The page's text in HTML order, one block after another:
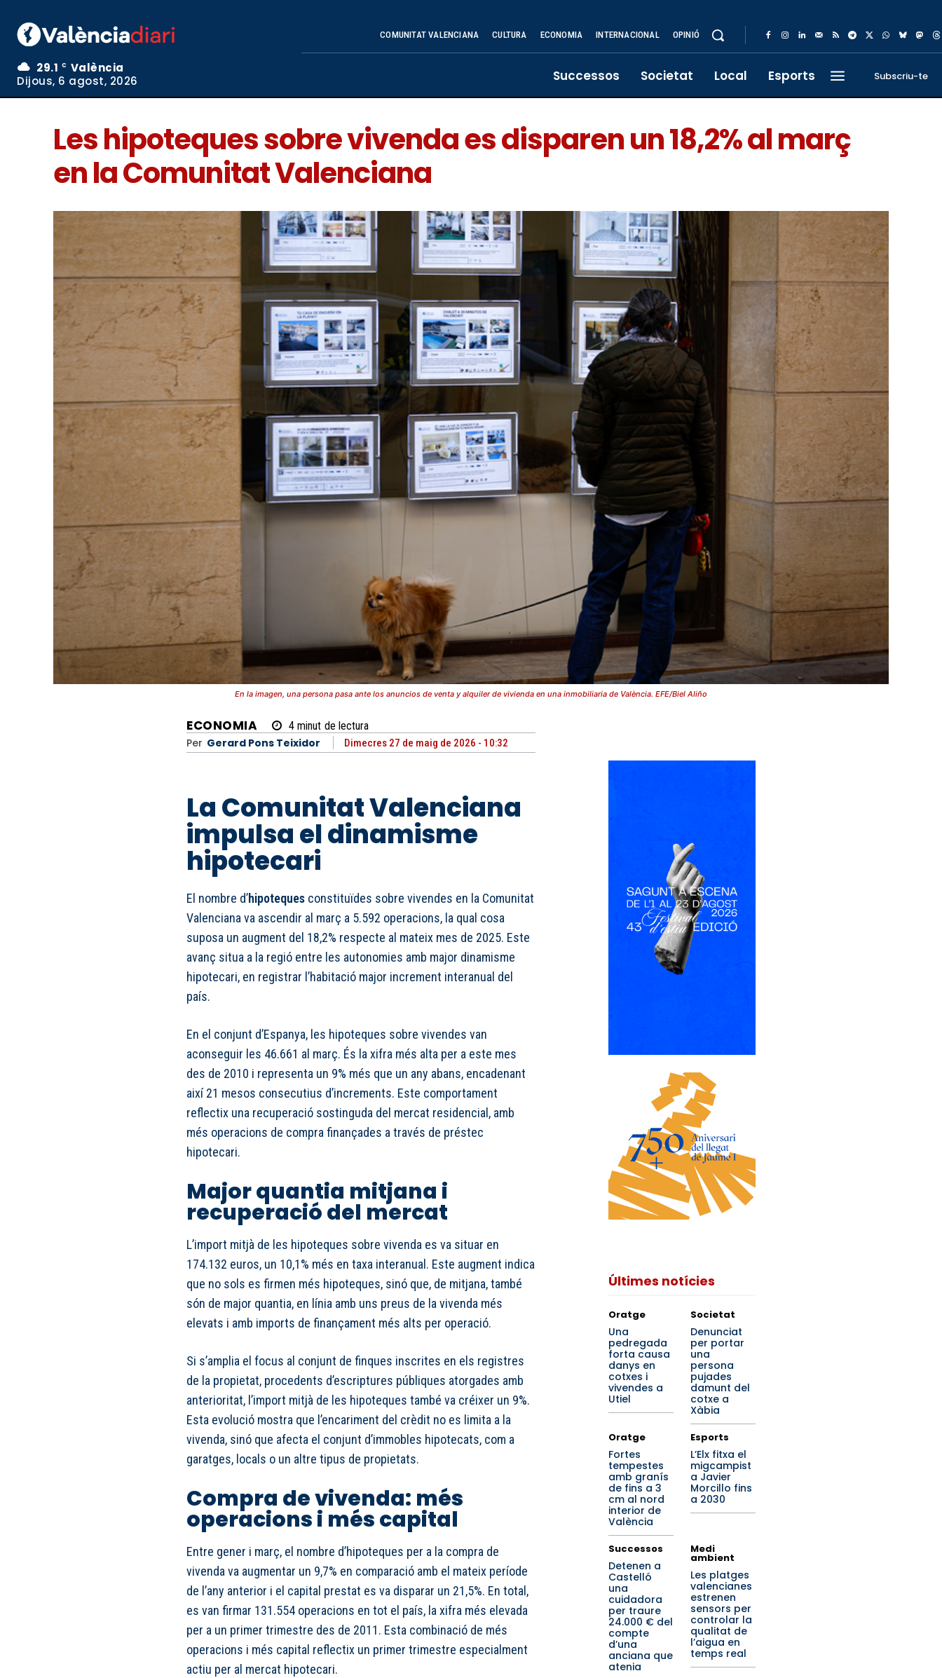
29.1 C
València
Dijous, 6 agost, 2026
COMUNITAT VALENCIANA CULTURA ECONOMIA INTERNACIONAL OPINIÓ
Successos Societat Local Esports Subscriu-te
Les hipoteques sobre vivenda es disparen un 18,2% al març
en la Comunitat Valenciana
En la imagen, una persona pasa ante los anuncios de venta y alquiler de vivienda en una inmobiliaria de València. EFE/Biel Aliño
ECONOMIA 4 minut de lectura
Per Gerard Pons Teixidor Dimecres 27 de maig de 2026 - 10:32
La Comunitat Valenciana
impulsa el dinamisme
hipotecari
El nombre d’hipoteques constituïdes sobre vivendes en la Comunitat
Valenciana va ascendir al març a 5.592 operacions, la qual cosa
suposa un augment del 18,2% respecte al mateix mes de 2025. Este
avanç situa a la regió entre les autonomies amb major dinamisme
hipotecari, en registrar l’habitació major increment interanual del
país.
En el conjunt d’Espanya, les hipoteques sobre vivendes van
aconseguir les 46.661 al març. És la xifra més alta per a este mes
des de 2010 i representa un 9% més que un any abans, encadenant
així 21 mesos consecutius d’increments. Este comportament
reflectix una recuperació sostinguda del mercat residencial, amb
més operacions de compra finançades a través de préstec
hipotecari.
Major quantia mitjana i
recuperació del mercat
L’import mitjà de les hipoteques sobre vivenda es va situar en
174.132 euros, un 10,1% més en taxa interanual. Este augment indica
que no sols es firmen més hipoteques, sinó que, de mitjana, també
són de major quantia, en línia amb uns preus de la vivenda més
elevats i amb imports de finançament més alts per operació.
Si s’amplia el focus al conjunt de finques inscrites en els registres
de la propietat, procedents d’escriptures públiques atorgades amb
anterioritat, l’import mitjà de les hipoteques també va créixer un 9%.
Esta evolució mostra que l’encariment del crèdit no es limita a la
vivenda, sinó que afecta el conjunt d’immobles hipotecats, com a
garatges, locals o un altre tipus de propietats.
Compra de vivenda: més
operacions i més capital
Entre gener i març, el nombre d’hipoteques per a la compra de
vivenda va augmentar un 9,7% en comparació amb el mateix període
de l’any anterior i el capital prestat es va disparar un 21,5%. En total,
es van firmar 131.554 operacions en tot el país, la xifra més elevada
per a un primer trimestre des de 2011. Esta combinació de més
operacions i més capital reflectix un primer trimestre especialment
actiu per al mercat hipotecari.
Últimes notícies
Oratge
Una
pedregada
forta causa
danys en
cotxes i
vivendes a
Utiel
Societat
Denunciat
per portar
una
persona
pujades
damunt del
cotxe a
Xàbia
Oratge
Fortes
tempestes
amb granís
de fins a 3
cm al nord
interior de
València
Esports
L’Elx fitxa el
migcampist
a Javier
Morcillo fins
a 2030
Successos
Detenen a
Castelló
una
cuidadora
per traure
24.000 € del
compte
d’una
anciana que
atenia
Medi
ambient
Les platges
valencianes
estrenen
sensors per
controlar la
qualitat de
l’aigua en
temps real